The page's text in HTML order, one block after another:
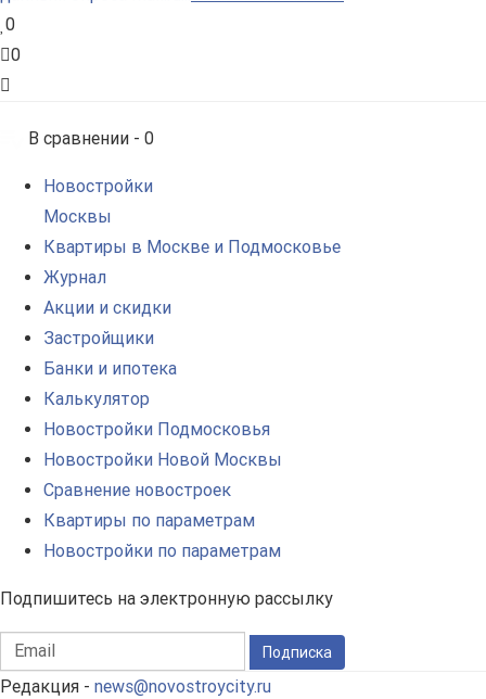
0
0
В сравнении - 0
Новостройки
Москвы
Квартиры в Москве и Подмосковье
Журнал
Акции и скидки
Застройщики
Банки и ипотека
Калькулятор
Новостройки Подмосковья
Новостройки Новой Москвы
Сравнение новостроек
Квартиры по параметрам
Новостройки по параметрам
Подпишитесь на электронную рассылку
Подписка
Редакция - news@novostroycity.ru